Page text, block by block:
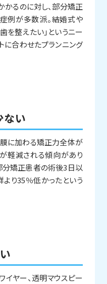
るのに対し、部分矯正
例が多数派。結婚式や
を整えたい」というニー
に合わせたプランニング
ない
に加わる矯正力全体が
軽減される傾向があり
分矯正患者の術後3日以
り35％低かったという
イヤー、透明マウスピー